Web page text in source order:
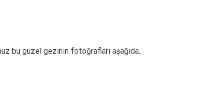
bu güzel gezinin fotoğrafları aşağıda..